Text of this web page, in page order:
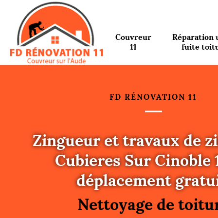
Couvreur
11
Réparation
fuite
FD RÉNOVATION 11
Zingueur et travaux de
Cubieres Sur Cinoble
déplacement
Urgence fuite
Changement de
Nettoyage de